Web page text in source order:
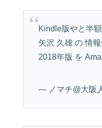
Kindle版やと半
矢沢 久雄 の 情
2018年版 を
— ノマチ@大阪